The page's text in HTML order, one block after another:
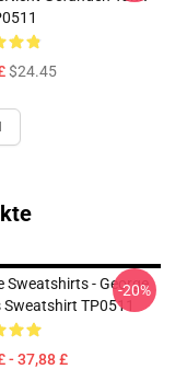
$24.45
Sweatshirts - George
Sweatshirt TP0511
- 37,88 £
-20%